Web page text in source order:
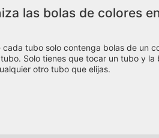
las bolas de colores
tubo solo contenga bolas de un
Solo tienes que tocar un tubo y la
otro tubo que elijas.